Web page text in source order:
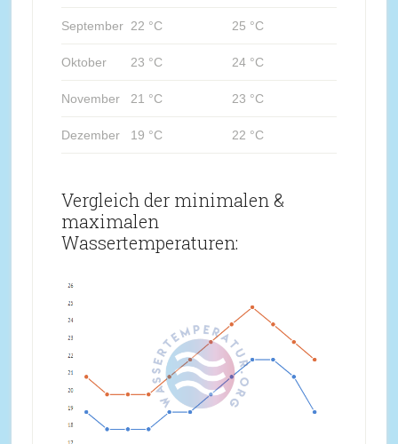
September 22 °C 25 °C
Oktober 23 °C 24 °C
November 21 °C 23 °C
Dezember 19 °C 22 °C
Vergleich der minimalen &
maximalen
Wassertemperaturen: